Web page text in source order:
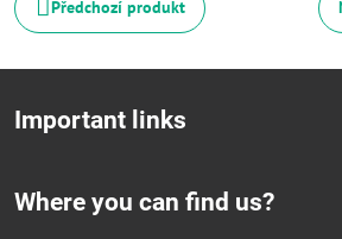
Předchozí produkt
Important links
Where you can find us?